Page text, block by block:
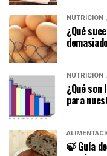
NUTRICIÓN
¿Qué
NUTRICIÓN
¿Qué
para
🍃 Guía